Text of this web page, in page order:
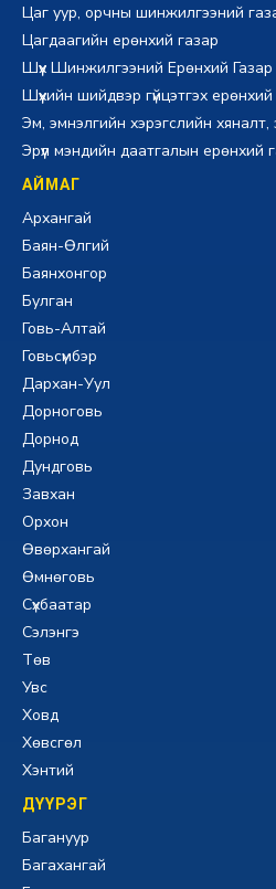
Цаг уур, орчны шинжилгээний
Цагдаагийн ерөнхий газар
Шүүх Шинжилгээний Ерөнхий Газар
Шүүхийн шийдвэр гүйцэтгэх
Эм, эмнэлгийн хэрэгслийн
Эрүүл мэндийн даатгалын ерөнхий
АЙМАГ
Архангай
Баян-Өлгий
Баянхонгор
Булган
Говь-Алтай
Говьсүмбэр
Дархан-Уул
Дорноговь
Дорнод
Дундговь
Завхан
Орхон
Өвөрхангай
Өмнөговь
Сүхбаатар
Сэлэнгэ
Төв
Увс
Ховд
Хөвсгөл
Хэнтий
ДҮҮРЭГ
Багануур
Багахангай